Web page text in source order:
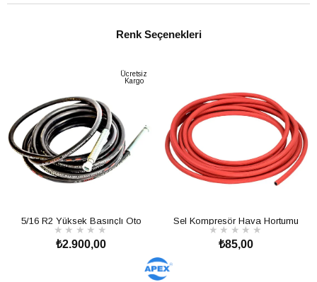
Renk Seçenekleri
Ücretsiz
Kargo
5/16 R2 Yüksek Basınçlı Oto
Yıkama Hortumu – 350 Bar Basınç
★ ★ ★ ★ ★
₺2.900,00
Sel Kompresör Hava Hortumu
8mm Kırmızı 1 Metre
★ ★ ★ ★ ★
₺85,00